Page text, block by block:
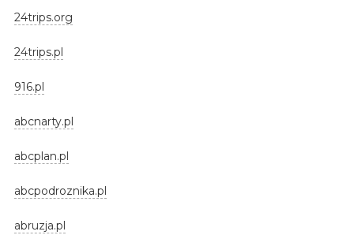
24trips.org
24trips.pl
916.pl
abcnarty.pl
abcplan.pl
abcpodroznika.pl
abruzja.pl